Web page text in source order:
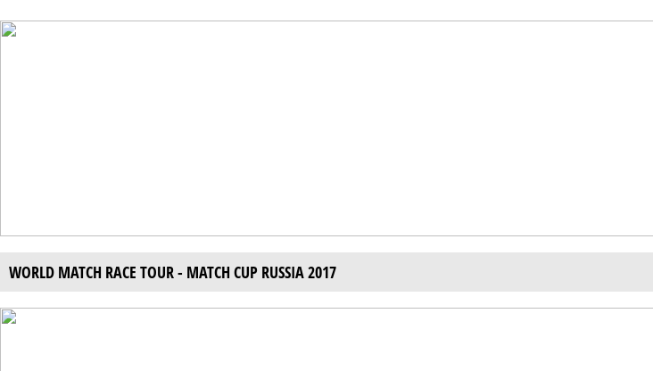
WORLD MATCH RACE TOUR - MATCH CUP RUSSIA 2017